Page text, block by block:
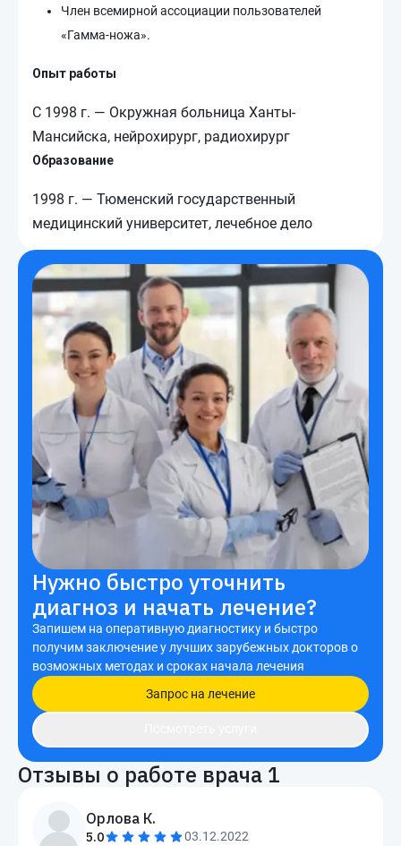
Член всемирной ассоциации пользователей
«Гамма-ножа».
Опыт работы
С 1998 г. — Окружная больница Ханты-
Мансийска, нейрохирург, радиохирург
Образование
1998 г. — Тюменский государственный
медицинский университет, лечебное дело
Нужно быстро уточнить
диагноз и начать лечение?
Запишем на оперативную диагностику и быстро
получим заключение у лучших зарубежных докторов о
возможных методах и сроках начала лечения
Запрос на лечение
Отзывы о работе врача 1
Орлова К.
5.0 03.12.2022